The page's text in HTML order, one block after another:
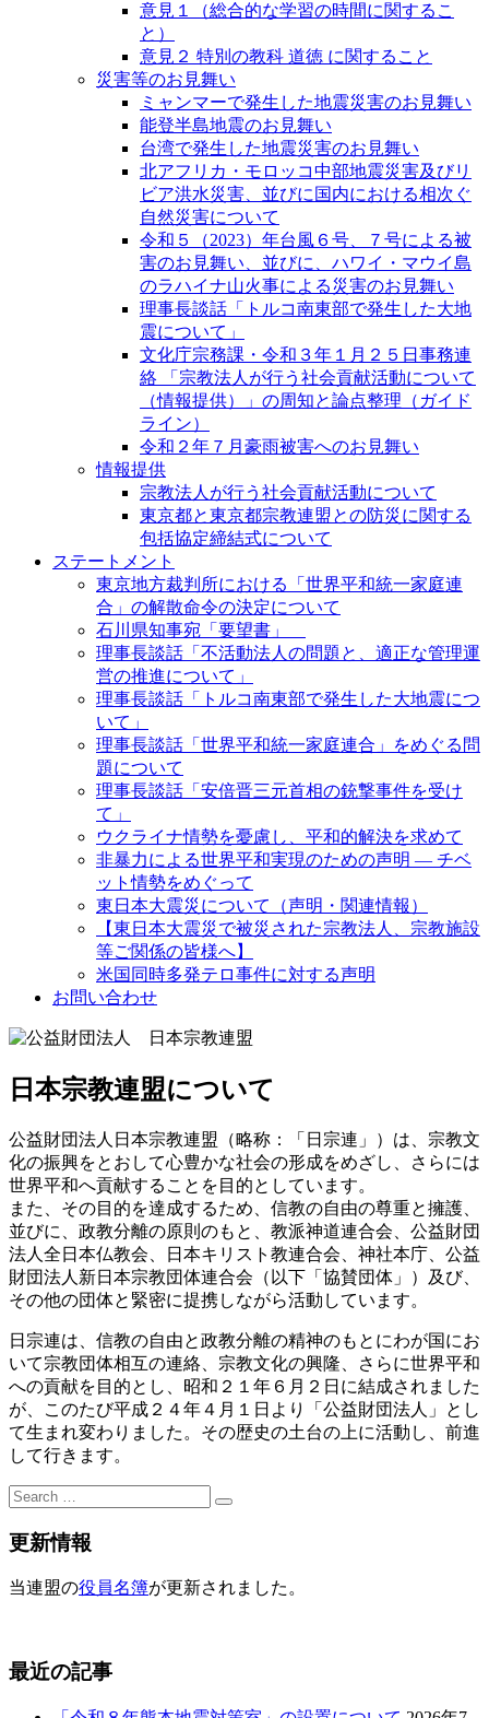
意見１（総合的な学習の時間に関するこ
と）
意見２ 特別の教科 道徳 に関すること
災害等のお見舞い
ミャンマーで発生した地震災害のお見舞い
能登半島地震のお見舞い
台湾で発生した地震災害のお見舞い
北アフリカ・モロッコ中部地震災害及びリ
ビア洪水災害、並びに国内における相次ぐ
自然災害について
令和５（2023）年台風６号、７号による被
害のお見舞い、並びに、ハワイ・マウイ島
のラハイナ山火事による災害のお見舞い
理事長談話「トルコ南東部で発生した大地
震について」
文化庁宗務課・令和３年１月２５日事務連
絡 「宗教法人が行う社会貢献活動について
（情報提供）」の周知と論点整理（ガイド
ライン）
令和２年７月豪雨被害へのお見舞い
情報提供
宗教法人が行う社会貢献活動について
東京都と東京都宗教連盟との防災に関する
包括協定締結式について
ステートメント
東京地方裁判所における「世界平和統一家庭連
合」の解散命令の決定について
石川県知事宛「要望書」
理事長談話「不活動法人の問題と、適正な管理運
営の推進について」
理事長談話「トルコ南東部で発生した大地震につ
いて」
理事長談話「世界平和統一家庭連合」をめぐる問
題について
理事長談話「安倍晋三元首相の銃撃事件を受け
て」
ウクライナ情勢を憂慮し、平和的解決を求めて
非暴力による世界平和実現のための声明 ― チベ
ット情勢をめぐって
東日本大震災について（声明・関連情報）
【東日本大震災で被災された宗教法人、宗教施設
等ご関係の皆様へ】
米国同時多発テロ事件に対する声明
お問い合わせ
日本宗教連盟について
公益財団法人日本宗教連盟（略称：「日宗連」）は、宗教文
化の振興をとおして心豊かな社会の形成をめざし、さらには
世界平和へ貢献することを目的としています。
また、その目的を達成するため、信教の自由の尊重と擁護、
並びに、政教分離の原則のもと、教派神道連合会、公益財団
法人全日本仏教会、日本キリスト教連合会、神社本庁、公益
財団法人新日本宗教団体連合会（以下「協賛団体」）及び、
その他の団体と緊密に提携しながら活動しています。
日宗連は、信教の自由と政教分離の精神のもとにわが国にお
いて宗教団体相互の連絡、宗教文化の興隆、さらに世界平和
への貢献を目的とし、昭和２１年６月２日に結成されました
が、このたび平成２４年４月１日より「公益財団法人」とし
て生まれ変わりました。その歴史の土台の上に活動し、前進
して行きます。
Search
for:
更新情報
当連盟の役員名簿が更新されました。
最近の記事